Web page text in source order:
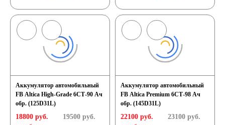
Аккумулятор автомобильный
FB Altica High-Grade 6СТ-90 Ач
обр. (125D31L)
18800 руб. 19500руб.
Аккумулятор автомобильный
FB Altica Premium 6СТ-98 Ач
обр. (145D31L)
22100 руб. 23100руб.